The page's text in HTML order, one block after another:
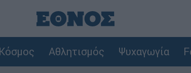
Κόσμος Αθλητισμός Ψυχαγωγία